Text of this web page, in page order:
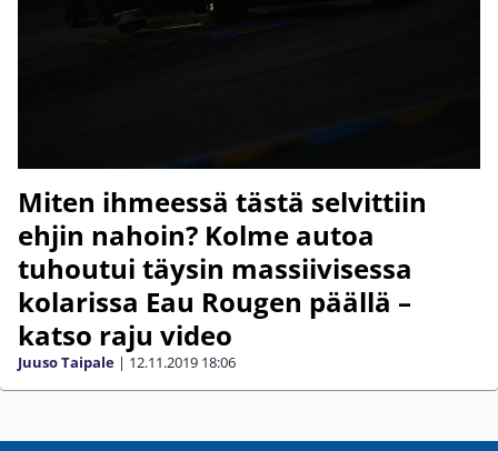
Miten ihmeessä tästä selvittiin
ehjin nahoin? Kolme autoa
tuhoutui täysin massiivisessa
kolarissa Eau Rougen päällä –
katso raju video
Juuso Taipale | 12.11.2019 18:06